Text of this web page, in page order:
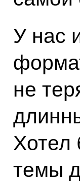
У нас
не
Хотел
темы